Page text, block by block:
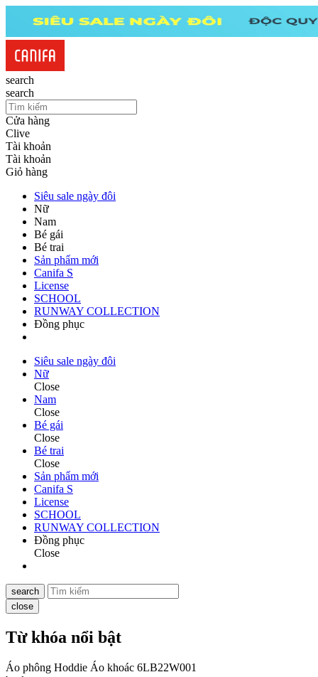
search
search
Cửa hàng
Clive
Tài khoản
Tài khoản
Giỏ hàng
Siêu sale ngày đôi
Nữ
Nam
Bé gái
Bé trai
Sản phẩm mới
Canifa S
License
SCHOOL
RUNWAY COLLECTION
Đồng phục
Siêu sale ngày đôi
Nữ
Close
Nam
Close
Bé gái
Close
Bé trai
Close
Sản phẩm mới
Canifa S
License
SCHOOL
RUNWAY COLLECTION
Đồng phục
Close
search
close
Từ khóa nổi bật
Áo phông Hoddie Áo khoác 6LB22W001